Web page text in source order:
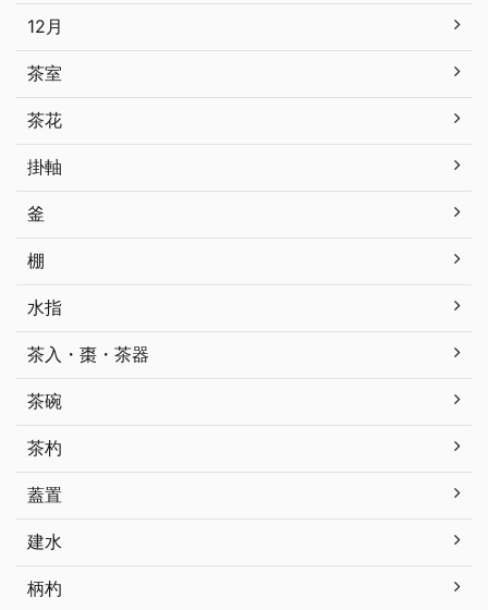
12月
茶室
茶花
掛軸
釜
棚
水指
茶入・棗・茶器
茶碗
茶杓
蓋置
建水
柄杓